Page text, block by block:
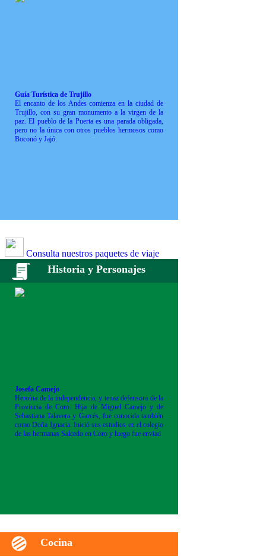
Guía Turística de Trujillo
El encanto de los Andes comienza en la ciudad de
Trujillo, con su gran monumento a la virgen de la
paz. El pueblo de la Puerta es una parada obligada,
pero no la única con otros pueblos hermosos como
Boconó y Jajó.
Consulta nuestros paquetes de viaje
Historia y Personajes
Josefa Camejo
Heroína de la independencia, y tenaz defensora de la
Provincia de Coro. Hija de Miguel Camejo y de
Sebastiana Talavera y Garcés, fue conocida también
como Doña Ignacia. Inició sus estudios en el colegio
de las hermanas Salcedo en Coro y luego fue enviad
Cocina